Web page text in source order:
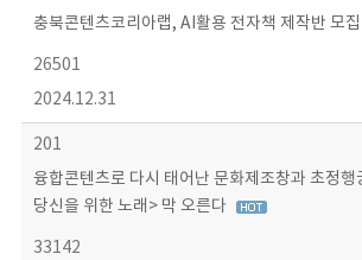
충북콘텐츠코리아랩, AI활용 전자책 제작반 모집
26501
2024.12.31
201
융합콘텐츠로 다시 태어난 문화제조창과 초정
당신을 위한 노래> 막 오른다
33142